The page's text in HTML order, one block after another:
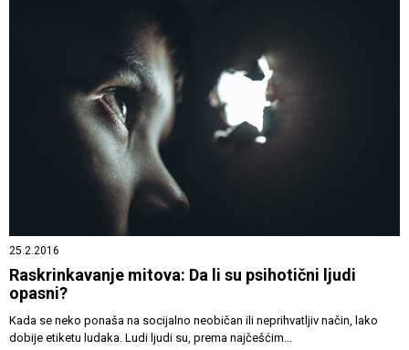
25.2.2016
Raskrinkavanje mitova: Da li su psihotični ljudi
opasni?
Kada se neko ponaša na socijalno neobičan ili neprihvatljiv način, lako
dobije etiketu ludaka. Ludi ljudi su, prema najčešćim...